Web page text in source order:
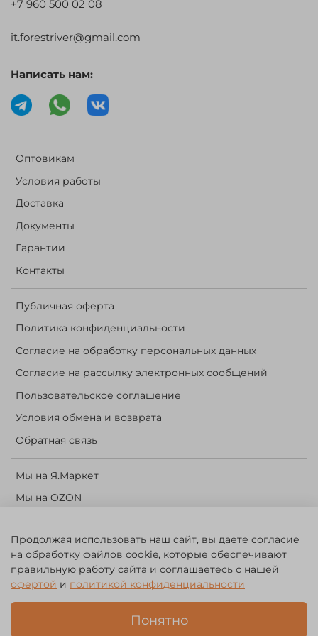
Оптовикам
Условия работы
Доставка
Документы
Гарантии
Контакты
Публичная оферта
Политика конфиденциальности
Согласие на обработку персональных данных
Согласие на рассылку электронных сообщений
Пользовательское соглашение
Условия обмена и возврата
Обратная связь
Мы на Я.Маркет
Мы на OZON
Корзина
+7 960 500 02 08
it.forestriver@gmail.com
Написать нам:
©️ 2014 - 2024 Forest River. Рыболовный интернет-магазин.
зн. № 756494
Продолжая использовать наш сайт, вы даете согласие
на обработку файлов cookie, которые обеспечивают
правильную работу сайта и соглашаетесь с нашей
офертой и политикой конфиденциальности
Понятно